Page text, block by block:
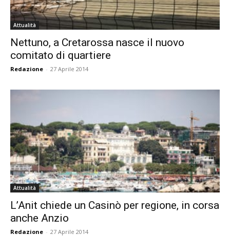
Attualità
Nettuno, a Cretarossa nasce il nuovo
comitato di quartiere
Redazione - 27 Aprile 2014
Attualità
L’Anit chiede un Casinò per regione, in corsa
anche Anzio
Redazione - 27 Aprile 2014